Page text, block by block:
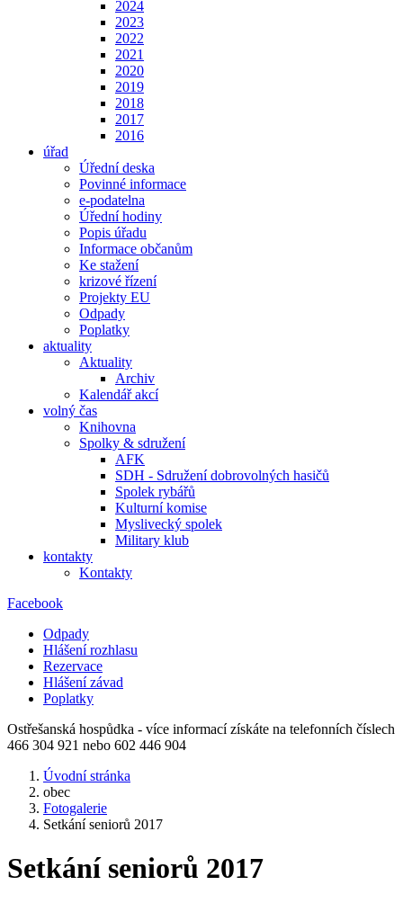
2024
2023
2022
2021
2020
2019
2018
2017
2016
úřad
Úřední deska
Povinné informace
e-podatelna
Úřední hodiny
Popis úřadu
Informace občanům
Ke stažení
krizové řízení
Projekty EU
Odpady
Poplatky
aktuality
Aktuality
Archiv
Kalendář akcí
volný čas
Knihovna
Spolky & sdružení
AFK
SDH - Sdružení dobrovolných hasičů
Spolek rybářů
Kulturní komise
Myslivecký spolek
Military klub
kontakty
Kontakty
Facebook
Odpady
Hlášení rozhlasu
Rezervace
Hlášení závad
Poplatky
Ostřešanská hospůdka - více informací získáte na telefonních číslech
466 304 921 nebo 602 446 904
Úvodní stránka
obec
Fotogalerie
Setkání seniorů 2017
Setkání seniorů 2017